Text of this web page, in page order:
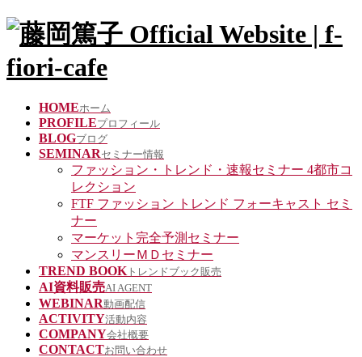
HOMEホーム
PROFILEプロフィール
BLOGブログ
SEMINARセミナー情報
ファッション・トレンド・速報セミナー 4都市コ
レクション
FTF ファッション トレンド フォーキャスト セミ
ナー
マーケット完全予測セミナー
マンスリーＭＤセミナー
TREND BOOK トレンドブック販売
AI資料販売AI AGENT
WEBINAR動画配信
ACTIVITY活動内容
COMPANY会社概要
CONTACTお問い合わせ